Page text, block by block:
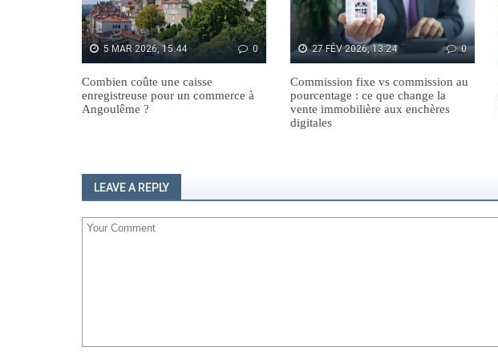
5 MAR 2026, 15:44 0
Combien coûte une caisse
enregistreuse pour un commerce à
Angoulême ?
27 FÉV 2026, 13:24 0
Commission fixe vs commission au
pourcentage : ce que change la
vente immobilière aux enchères
digitales
LEAVE A REPLY